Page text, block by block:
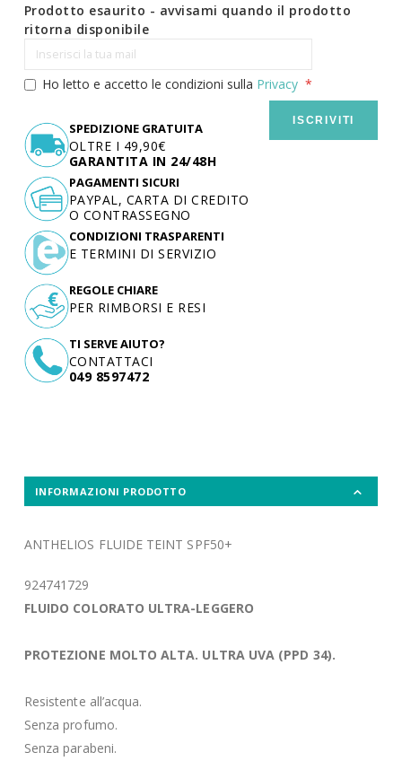
Prodotto esaurito - avvisami quando il prodotto
ritorna disponibile
Ho letto e accetto le condizioni sulla Privacy
ISCRIVITI
SPEDIZIONE GRATUITA
OLTRE I 49,90€
GARANTITA IN 24/48H
TI SERVE AIUTO?
CONTATTACI
049 8597472
PAGAMENTI SICURI
PAYPAL, CARTA DI CREDITO
O CONTRASSEGNO
CONDIZIONI TRASPARENTI
E TERMINI DI SERVIZIO
REGOLE CHIARE
PER RIMBORSI E RESI
INFORMAZIONI PRODOTTO
ANTHELIOS FLUIDE TEINT SPF50+
924741729
FLUIDO COLORATO ULTRA-LEGGERO
PROTEZIONE MOLTO ALTA. ULTRA UVA (PPD 34).
Resistente all’acqua.
Senza profumo.
Senza parabeni.